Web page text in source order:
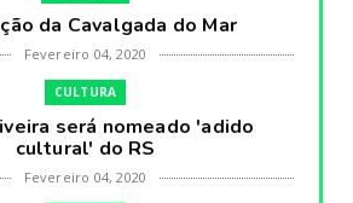
da Cavalgada do Mar
Fevereiro 04, 2020
CULTURA
será nomeado 'adido
cultural' do RS
Fevereiro 04, 2020